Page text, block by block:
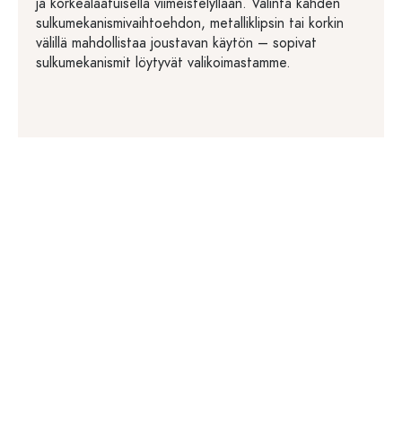
sulkumekanismivaihtoehdon, metalliklipsin tai korkin
välillä mahdollistaa joustavan käytön – sopivat
sulkumekanismit löytyvät valikoimastamme.